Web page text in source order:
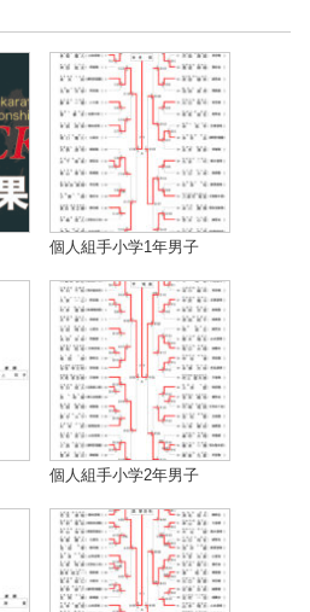
個人組手小学1年男子
個人組手小学2年男子